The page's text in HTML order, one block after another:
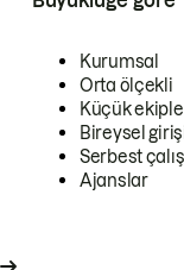
Kurumsal
Orta ölçekli
Küçük
Bireysel
Serbest
Ajanslar